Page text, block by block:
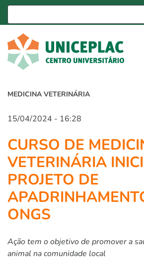
MEDICINA VETERINÁRIA
15/04/2024 - 16:28
CURSO DE
VETERINÁRIA
PROJETO DE
ONGS
Ação tem o objetivo de promover a
animal na comunidade local